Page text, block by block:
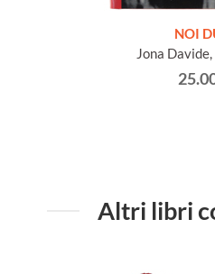
NOI
Jona Davide,
Altri libri